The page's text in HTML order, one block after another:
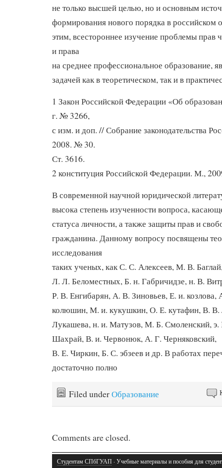
не только высшей целью, но и основным
формирования нового порядка в российском
этим, всестороннее изучение проблемы прав
и права
на среднее профессиональное образование,
задачей как в теоретическом, так и в
1 Закон Российской Федерации «Об
г. № 3266,
с изм. и доп. // Собрание законодательства
2008. № 30.
Ст. 3616.
2 конституция Российской Федерации. М.,
В современной научной юридической
высока степень изученности вопроса,
статуса личности, а также защиты прав и
гражданина. Данному вопросу посвящены
исследования
таких ученых, как С. С. Алексеев, М. В.
Л. Л. Беломестных, Б. н. Габричидзе, н. В.
Р. В. Енгибарян, А. В. Зиновьев, Е. и. козлова,
колюшин, М. и. кукушкин, О. Е. кутафин, В. В.
Лукашева, н. и. Матузов, М. Б. Смоленский,
Шахрай, В. и. Червонюк, А. Г. Черняковский,
В. Е. Чиркин, Б. С. эбзеев и др. В работах
достаточно полно
Filed underОбразование
Comments are closed.
Студентам СПбГУАП · Учебные материалы и пособия для